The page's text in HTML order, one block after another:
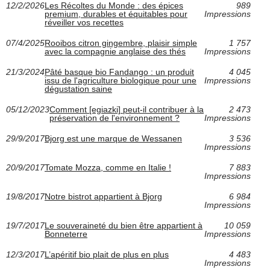
12/2/2026Les Récoltes du Monde : des épices
premium, durables et équitables pour
réveiller vos recettes
989
Impressions
07/4/2025Rooibos citron gingembre, plaisir simple
avec la compagnie anglaise des thés
1 757
Impressions
21/3/2024Pâté basque bio Fandango : un produit
issu de l'agriculture biologique pour une
dégustation saine
4 045
Impressions
05/12/2023Comment [egiazki] peut-il contribuer à la
préservation de l'environnement ?
2 473
Impressions
29/9/2017Bjorg est une marque de Wessanen
3 536
Impressions
20/9/2017Tomate Mozza, comme en Italie !
7 883
Impressions
19/8/2017Notre bistrot appartient à Bjorg
6 984
Impressions
19/7/2017Le souveraineté du bien être appartient à
Bonneterre
10 059
Impressions
12/3/2017L’apéritif bio plait de plus en plus
4 483
Impressions